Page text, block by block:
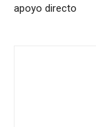
apoyo directo